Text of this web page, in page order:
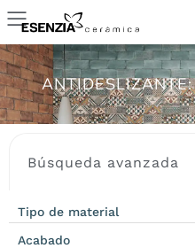
Búsqueda avanzada
Tipo de material
Acabado